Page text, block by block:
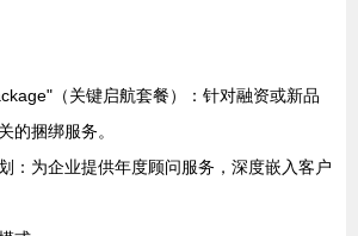
（关键启航套餐）：针对融资或新品
的捆绑服务。
：为企业提供年度顾问服务，深度嵌入客户